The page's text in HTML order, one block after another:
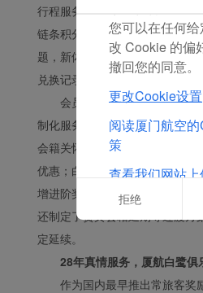
行程服务购买及多元化生活消费
链条积分生态，让每一笔消费都
题，新体系推出积分滚动延期政
兑换记录即可享受当年到期积分
会员权益关怀更趋精细化，
制化服务：贵宾会员在孕产、医
会籍关怀延期；65岁以上及12
优惠；白鹭贵宾会员可解锁“爱
增进阶奖励计划助力定级、提升
还制定了贵宾会籍延期等过渡方
定延续。
28年真情服务，厦航白鹭俱
作为国内最早推出常旅客奖
您可以在任何
改 Cookie 的偏
撤回您的同意。
更改Cookie设置
阅读厦门航空
策
查看我们网站
Cookie的完整列
拒绝